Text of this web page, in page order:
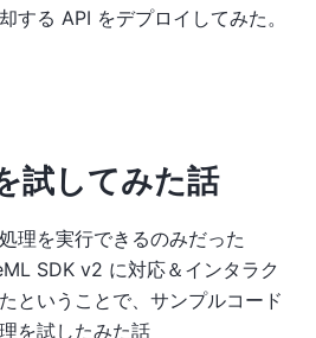
する API をデプロイしてみた。
試してみた話
理を実行できるのみだった
SDK v2 に対応＆インタラク
ということで、サンプルコード
を試したみた話